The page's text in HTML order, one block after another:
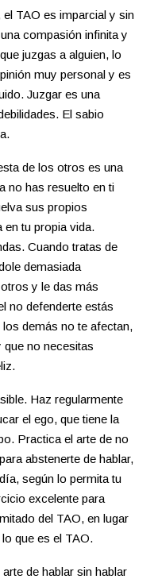
TAO es imparcial y sin
compasión infinita y
juzgas a alguien, lo
muy personal y es
Juzgar es una
El sabio
de los otros es una
no has resuelto en ti
sus propios
tu propia vida.
Cuando tratas de
demasiada
y le das más
no defenderte estás
demás no te afectan,
no necesitas
Haz regularmente
el ego, que tiene la
Practica el arte de no
abstenerte de hablar,
según lo permita tu
excelente para
del TAO, en lugar
que es el TAO.
de hablar sin hablar